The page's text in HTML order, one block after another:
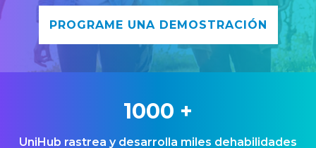
PROGRAME UNA DEMOSTRACIÓN
1000 +
UniHub rastrea y desarrolla miles dehabilidades